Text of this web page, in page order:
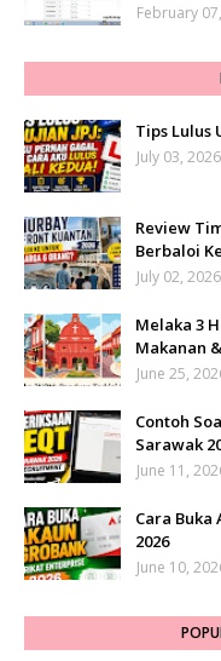
February
Tips Lulus
July 03, 2026
Review
Berbaloi
July 02, 2026
Melaka 3
Makanan
June 25,
Contoh
Sarawak
June 11,
Cara
2026
June 10,